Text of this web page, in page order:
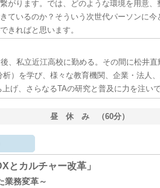
がります。では、どのような環境を用意
ているのか？そういう次世代パーソンに
きればと思います。
、私立近江高校に勤める。その間に松井
）を学び、様々な教育機関、企業・法人
げ、さらなるTAの研究と普及に力を注いで
昼 休 み （60分）
とカルチャー改革」
業務変革～